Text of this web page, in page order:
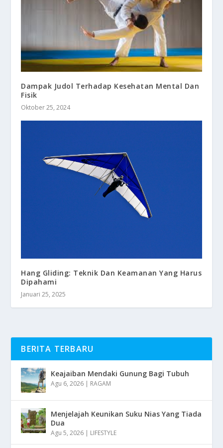
Dampak Judol Terhadap Kesehatan Mental Dan
Fisik
Oktober 25, 2024
Hang Gliding: Teknik Dan Keamanan Yang Harus
Dipahami
Januari 25, 2025
BERITA TERBARU
Keajaiban Mendaki Gunung Bagi Tubuh
Agu 6, 2026 | RAGAM
Menjelajah Keunikan Suku Nias Yang Tiada
Dua
Agu 5, 2026 | LIFESTYLE